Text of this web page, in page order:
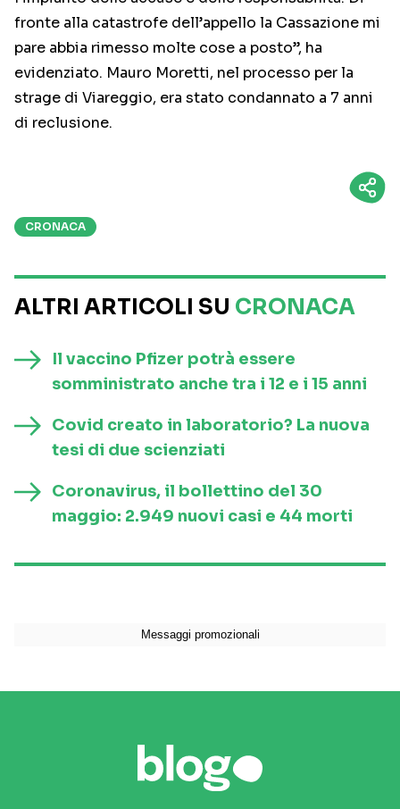
fronte alla catastrofe dell’appello la Cassazione mi
pare abbia rimesso molte cose a posto”, ha
evidenziato. Mauro Moretti, nel processo per la
strage di Viareggio, era stato condannato a 7 anni
di reclusione.
CRONACA
ALTRI ARTICOLI SU CRONACA
Il vaccino Pfizer potrà essere
somministrato anche tra i 12 e i 15 anni
Covid creato in laboratorio? La nuova
tesi di due scienziati
Coronavirus, il bollettino del 30
maggio: 2.949 nuovi casi e 44 morti